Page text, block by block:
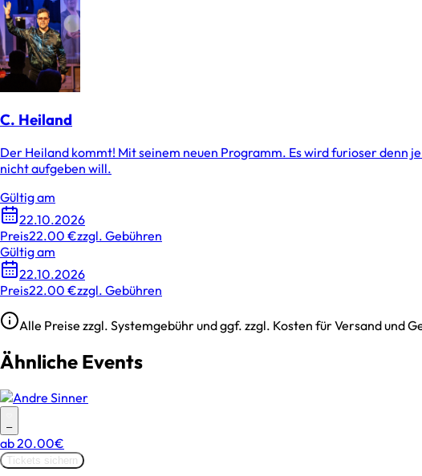
C. Heiland
Der Heiland kommt! Mit seinem neuen Programm. Es wird furioser denn
nicht aufgeben will.
Gültig am
22.10.2026
Preis22.00 €zzgl. Gebühren
Gültig am
22.10.2026
Preis22.00 €zzgl. Gebühren
Alle Preise zzgl. Systemgebühr und ggf. zzgl. Kosten für Versand und
Ähnliche Events
–
ab20.00€
Tickets sichern